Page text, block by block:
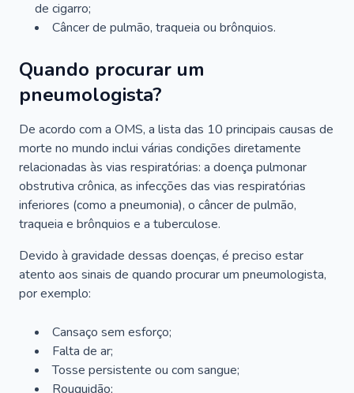
de cigarro;
Câncer de pulmão, traqueia ou brônquios.
Quando procurar um
pneumologista?
De acordo com a OMS, a lista das 10 principais causas de
morte no mundo inclui várias condições diretamente
relacionadas às vias respiratórias: a doença pulmonar
obstrutiva crônica, as infecções das vias respiratórias
inferiores (como a pneumonia), o câncer de pulmão,
traqueia e brônquios e a tuberculose.
Devido à gravidade dessas doenças, é preciso estar
atento aos sinais de quando procurar um pneumologista,
por exemplo:
Cansaço sem esforço;
Falta de ar;
Tosse persistente ou com sangue;
Rouquidão;